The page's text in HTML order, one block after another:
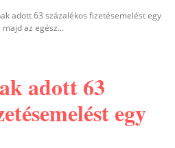
adott 63 százalékos fizetésemelést egy
az egész...
adott 63
egy